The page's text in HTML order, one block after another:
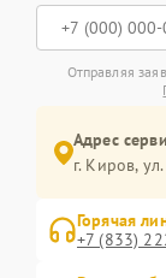
Отправляя
Адрес
г. Киров,
Горячая
+7 (833)